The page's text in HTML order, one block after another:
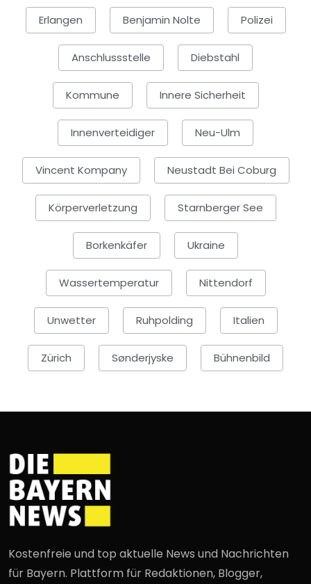
Erlangen Benjamin Nolte Polizei
Anschlussstelle Diebstahl
Kommune Innere Sicherheit
Innenverteidiger Neu-Ulm
Vincent Kompany Neustadt Bei Coburg
Körperverletzung Starnberger See
Borkenkäfer Ukraine
Wassertemperatur Nittendorf
Unwetter Ruhpolding Italien
Zürich Sønderjyske Bühnenbild
Kostenfreie und top aktuelle News und Nachrichten
für Bayern. Plattform für Redaktionen, Blogger,